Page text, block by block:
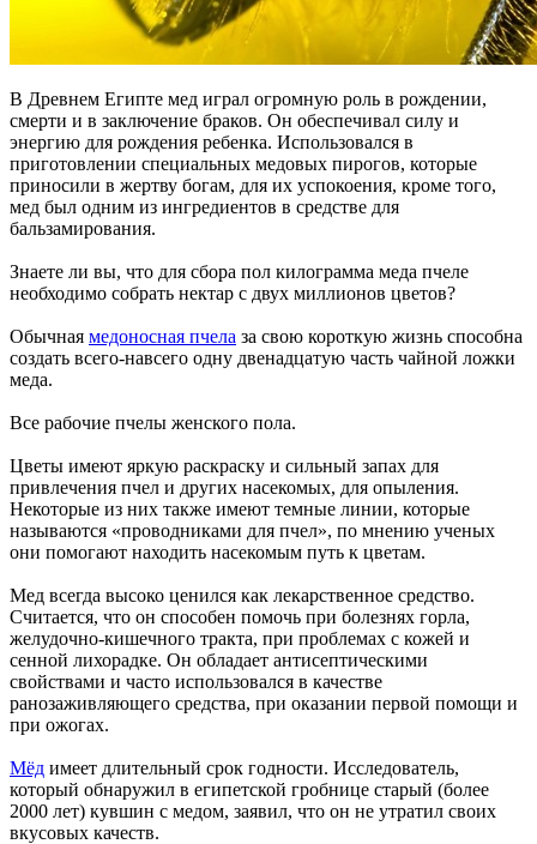
В Древнем Египте мед играл огромную роль в рождении,
смерти и в заключение браков. Он обеспечивал силу и
энергию для рождения ребенка. Использовался в
приготовлении специальных медовых пирогов, которые
приносили в жертву богам, для их успокоения, кроме того,
мед был одним из ингредиентов в средстве для
бальзамирования.
Знаете ли вы, что для сбора пол килограмма меда пчеле
необходимо собрать нектар с двух миллионов цветов?
Обычная медоносная пчела за свою короткую жизнь способна
создать всего-навсего одну двенадцатую часть чайной ложки
меда.
Все рабочие пчелы женского пола.
Цветы имеют яркую раскраску и сильный запах для
привлечения пчел и других насекомых, для опыления.
Некоторые из них также имеют темные линии, которые
называются «проводниками для пчел», по мнению ученых
они помогают находить насекомым путь к цветам.
Мед всегда высоко ценился как лекарственное средство.
Считается, что он способен помочь при болезнях горла,
желудочно-кишечного тракта, при проблемах с кожей и
сенной лихорадке. Он обладает антисептическими
свойствами и часто использовался в качестве
ранозаживляющего средства, при оказании первой помощи и
при ожогах.
Мёд имеет длительный срок годности. Исследователь,
который обнаружил в египетской гробнице старый (более
2000 лет) кувшин с медом, заявил, что он не утратил своих
вкусовых качеств.